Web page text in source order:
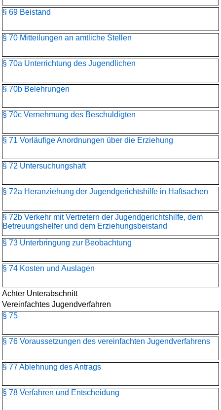
§ 69 Beistand
§ 70 Mitteilungen an amtliche Stellen
§ 70a Unterrichtung des Jugendlichen
§ 70b Belehrungen
§ 70c Vernehmung des Beschuldigten
§ 71 Vorläufige Anordnungen über die Erziehung
§ 72 Untersuchungshaft
§ 72a Heranziehung der Jugendgerichtshilfe in Haftsachen
§ 72b Verkehr mit Vertretern der Jugendgerichtshilfe, dem
Betreuungshelfer und dem Erziehungsbeistand
§ 73 Unterbringung zur Beobachtung
§ 74 Kosten und Auslagen
Achter Unterabschnitt
Vereinfachtes Jugendverfahren
§ 75
§ 76 Voraussetzungen des vereinfachten Jugendverfahrens
§ 77 Ablehnung des Antrags
§ 78 Verfahren und Entscheidung